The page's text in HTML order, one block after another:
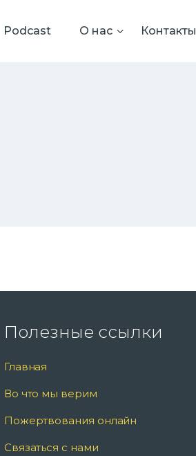
Podcast О нас Контакты
Полезные ссылки
Главная
Во что мы верим
Пожертвования онлайн
Связаться с нами